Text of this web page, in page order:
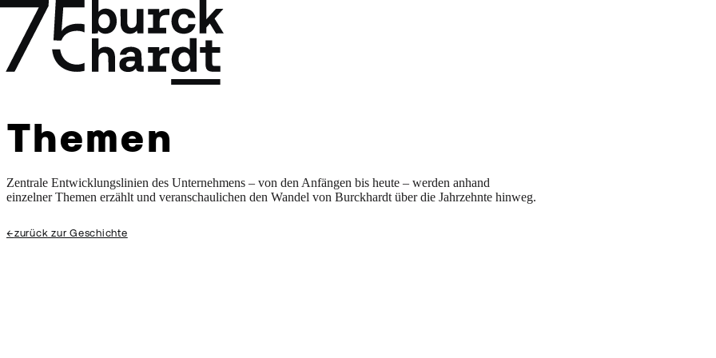
Themen
Themen
Zentrale Entwicklungslinien des Unternehmens – von den Anfängen bis heute – werden anhand
einzelner Themen erzählt und veranschaulichen den Wandel von Burckhardt über die Jahrzehnte hinweg.
←zurück zur Geschichte